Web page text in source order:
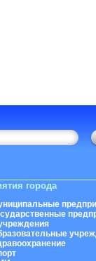
города